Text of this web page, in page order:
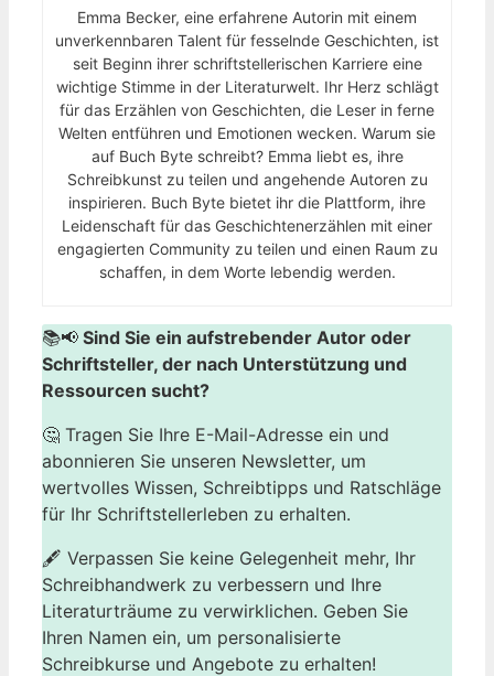
Emma Becker, eine erfahrene Autorin mit einem
unverkennbaren Talent für fesselnde Geschichten, ist
seit Beginn ihrer schriftstellerischen Karriere eine
wichtige Stimme in der Literaturwelt. Ihr Herz schlägt
für das Erzählen von Geschichten, die Leser in ferne
Welten entführen und Emotionen wecken. Warum sie
auf Buch Byte schreibt? Emma liebt es, ihre
Schreibkunst zu teilen und angehende Autoren zu
inspirieren. Buch Byte bietet ihr die Plattform, ihre
Leidenschaft für das Geschichtenerzählen mit einer
engagierten Community zu teilen und einen Raum zu
schaffen, in dem Worte lebendig werden.
📚📢 Sind Sie ein aufstrebender Autor oder
Schriftsteller, der nach Unterstützung und
Ressourcen sucht?
🤔 Tragen Sie Ihre E-Mail-Adresse ein und
abonnieren Sie unseren Newsletter, um
wertvolles Wissen, Schreibtipps und Ratschläge
für Ihr Schriftstellerleben zu erhalten.
🖋️ Verpassen Sie keine Gelegenheit mehr, Ihr
Schreibhandwerk zu verbessern und Ihre
Literaturträume zu verwirklichen. Geben Sie
Ihren Namen ein, um personalisierte
Schreibkurse und Angebote zu erhalten!